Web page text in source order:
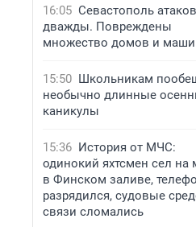
16:05 Севастополь
дважды. Повреждены
множество домов и
15:50 Школьникам
необычно длинные
каникулы
15:36 История от МЧС:
одинокий яхтсмен сел на
в Финском заливе,
разрядился, судовые
связи сломались